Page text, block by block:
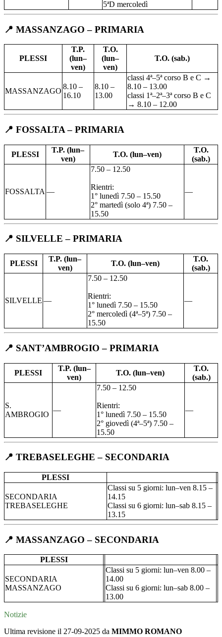
5ªD mercoledì
📍 MASSANZAGO – PRIMARIA
PLESSI
T.P.
(lun–
ven)
T.O.
(lun–
ven)
T.O. (sab.)
MASSANZAGO
8.10 –
16.10
8.10 –
13.00
classi 4ª–5ª corso B e C →
8.10 – 13.00
classi 1ª–2ª–3ª corso B e C
→ 8.10 – 12.00
📍 FOSSALTA – PRIMARIA
PLESSI
T.P. (lun–
ven)
T.O. (lun–ven)
T.O.
(sab.)
FOSSALTA —
7.50 – 12.50
Rientri:
1° lunedì 7.50 – 15.50
2° martedì (solo 4ª) 7.50 –
15.50
—
📍 SILVELLE – PRIMARIA
PLESSI
T.P. (lun–
ven)
T.O. (lun–ven)
T.O.
(sab.)
SILVELLE —
7.50 – 12.50
Rientri:
1° lunedì 7.50 – 15.50
2° mercoledì (4ª–5ª) 7.50 –
15.50
—
📍 SANT’AMBROGIO – PRIMARIA
PLESSI
T.P. (lun–
ven)
T.O. (lun–ven)
T.O.
(sab.)
S.
AMBROGIO
—
7.50 – 12.50
Rientri:
1° lunedì 7.50 – 15.50
2° giovedì (4ª–5ª) 7.50 –
15.50
—
📍 TREBASELEGHE – SECONDARIA
PLESSI
SECONDARIA
TREBASELEGHE
Classi su 5 giorni: lun–ven 8.15 –
14.15
Classi su 6 giorni: lun–sab 8.15 –
13.15
📍 MASSANZAGO – SECONDARIA
PLESSI
SECONDARIA
MASSANZAGO
Classi su 5 giorni: lun–ven 8.00 –
14.00
Classi su 6 giorni: lun–sab 8.00 –
13.00
Notizie
Ultima revisione il 27-09-2025 da MIMMO ROMANO